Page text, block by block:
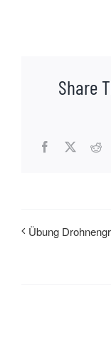
Share
Facebook
X
Übung